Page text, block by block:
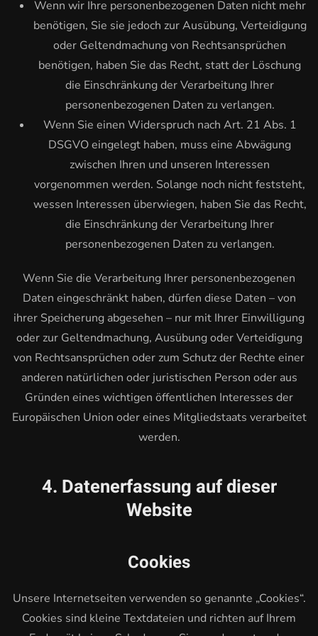
Wenn wir Ihre personenbezogenen Daten nicht mehr
benötigen, Sie sie jedoch zur Ausübung, Verteidigung
oder Geltendmachung von Rechtsansprüchen
benötigen, haben Sie das Recht, statt der Löschung
die Einschränkung der Verarbeitung Ihrer
personenbezogenen Daten zu verlangen.
Wenn Sie einen Widerspruch nach Art. 21 Abs. 1
DSGVO eingelegt haben, muss eine Abwägung
zwischen Ihren und unseren Interessen
vorgenommen werden. Solange noch nicht feststeht,
wessen Interessen überwiegen, haben Sie das Recht,
die Einschränkung der Verarbeitung Ihrer
personenbezogenen Daten zu verlangen.
Wenn Sie die Verarbeitung Ihrer personenbezogenen
Daten eingeschränkt haben, dürfen diese Daten – von
ihrer Speicherung abgesehen – nur mit Ihrer Einwilligung
oder zur Geltendmachung, Ausübung oder Verteidigung
von Rechtsansprüchen oder zum Schutz der Rechte einer
anderen natürlichen oder juristischen Person oder aus
Gründen eines wichtigen öffentlichen Interesses der
Europäischen Union oder eines Mitgliedstaats verarbeitet
werden.
4. Datenerfassung auf dieser
Website
Cookies
Unsere Internetseiten verwenden so genannte „Cookies“.
Cookies sind kleine Textdateien und richten auf Ihrem